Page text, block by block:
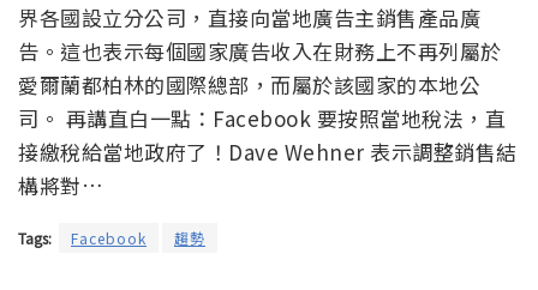
界各國設立分公司，直接向當地廣告主銷售產品廣
告。這也表示每個國家廣告收入在財務上不再列屬於
愛爾蘭都柏林的國際總部，而屬於該國家的本地公
司。 再講直白一點：Facebook 要按照當地稅法，直
接繳稅給當地政府了！Dave Wehner 表示調整銷售結
構將對…
Tags: Facebook 趨勢